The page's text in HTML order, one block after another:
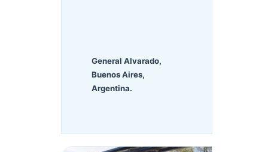
General Alvarado,
Buenos Aires,
Argentina.